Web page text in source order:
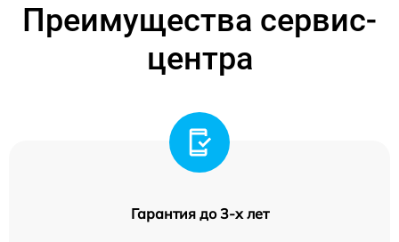
Преимущества сервис-
центра
Гарантия до 3-х лет